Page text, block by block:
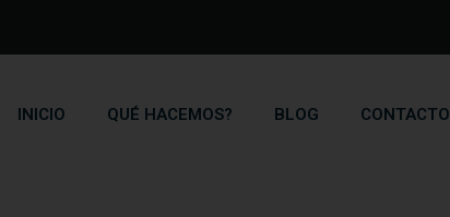
INICIO QUÉ HACEMOS? BLOG CONTACTO